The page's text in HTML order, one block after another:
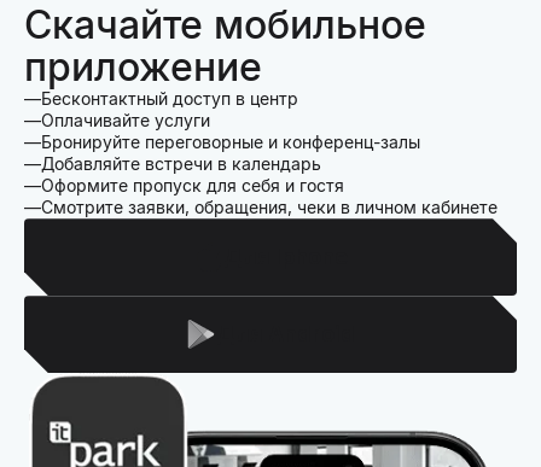
Скачайте мобильное
приложение
Бесконтактный доступ в центр
Оплачивайте услуги
Бронируйте переговорные и конференц-залы
Добавляйте встречи в календарь
Оформите пропуск для себя и гостя
Смотрите заявки, обращения, чеки в личном кабинете